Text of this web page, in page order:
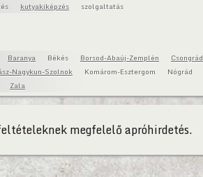
kutyakiképzés szolgaltatás
Baranya Békés Borsod-Abaúj-Zemplén Csongrád
Nagykun-Szolnok Komárom-Esztergom Nógrád
Zala
megfelelő apróhirdetés.